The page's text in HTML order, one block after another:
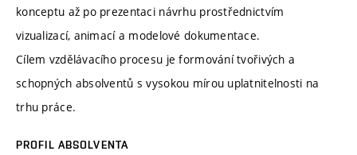
konceptu až po prezentaci návrhu prostřednictvím
vizualizací, animací a modelové dokumentace.
Cílem vzdělávacího procesu je formování tvořivých a
schopných absolventů s vysokou mírou uplatnitelnosti na
trhu práce.
PROFIL ABSOLVENTA